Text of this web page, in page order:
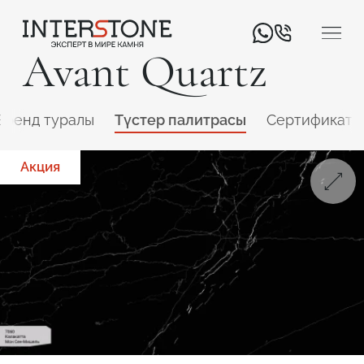
Avant Quartz
туралы Түстер палитрасы
Акция
Қызмет салаңыз
Өңдеуші Дизайнер